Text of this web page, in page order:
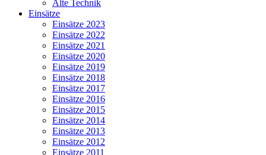
Alte Technik
Einsätze
Einsätze 2023
Einsätze 2022
Einsätze 2021
Einsätze 2020
Einsätze 2019
Einsätze 2018
Einsätze 2017
Einsätze 2016
Einsätze 2015
Einsätze 2014
Einsätze 2013
Einsätze 2012
Einsätze 2011